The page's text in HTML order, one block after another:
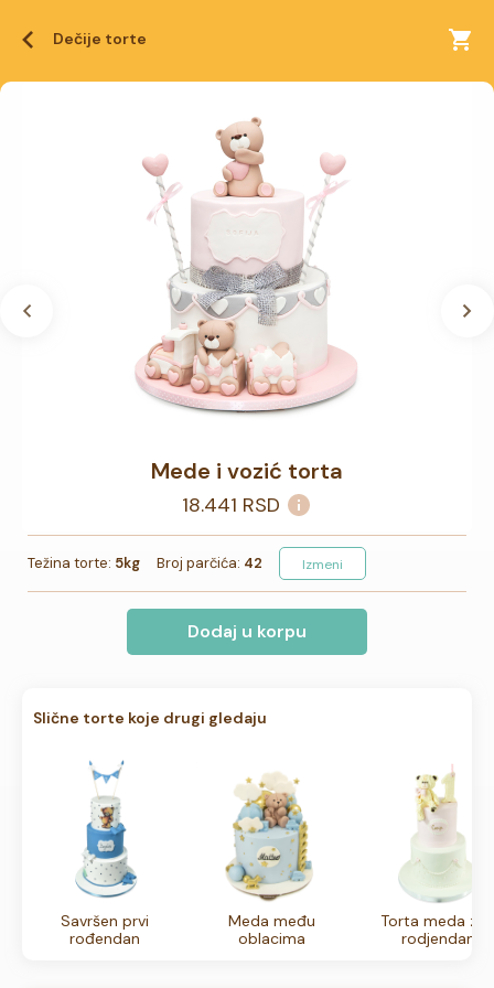
Dečije torte
Mede i vozić torta
18.441 RSD
Težina torte: 5kg Broj parčića: 42 Izmeni
Dodaj u korpu
Slične torte koje drugi gledaju
Savršen prvi
rođendan
Meda među
oblacima
Torta meda za
rodjendan